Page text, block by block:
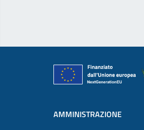
AMMINISTRAZIONE